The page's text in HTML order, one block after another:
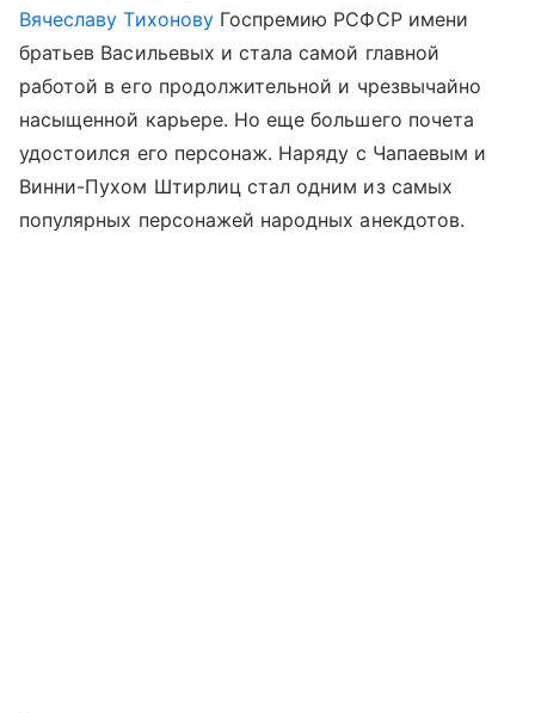
Вячеславу ТихоновуГоспремию РСФСР имени
братьев Васильевых и стала самой главной
работой в его продолжительной и чрезвычайно
насыщенной карьере. Но еще большего почета
удостоился его персонаж. Наряду с Чапаевым и
Винни-Пухом Штирлиц стал одним из самых
популярных персонажей народных анекдотов.